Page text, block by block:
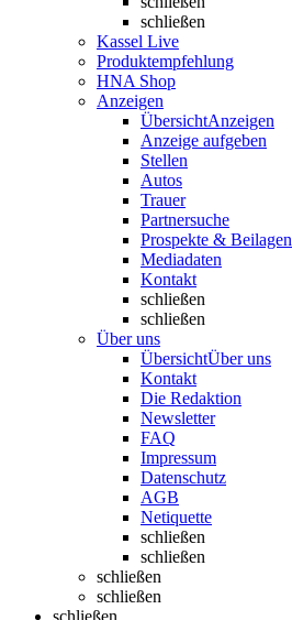
schließen
Kassel Live
Produktempfehlung
HNA Shop
Anzeigen
ÜbersichtAnzeigen
Anzeige aufgeben
Stellen
Autos
Trauer
Partnersuche
Prospekte & Beilagen
Mediadaten
Kontakt
schließen
schließen
Über uns
ÜbersichtÜber uns
Kontakt
Die Redaktion
Newsletter
FAQ
Impressum
Datenschutz
AGB
Netiquette
schließen
schließen
schließen
schließen
schließen